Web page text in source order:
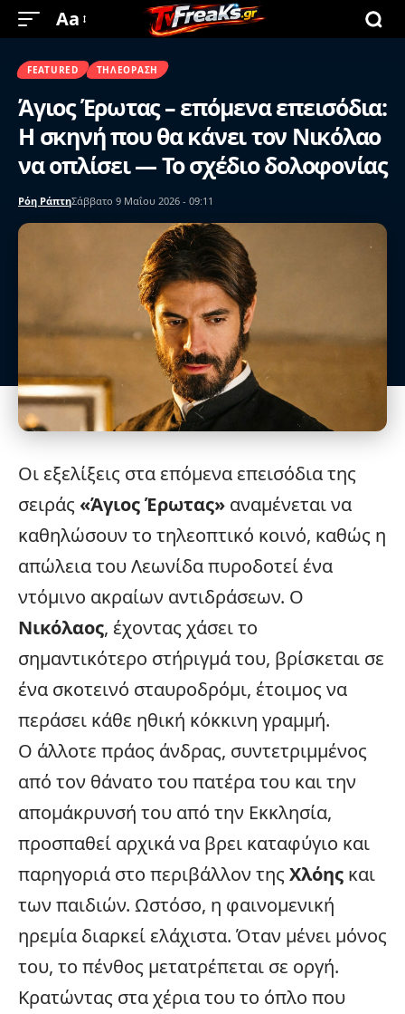
Aa
FEATURED ΤΗΛΕΌΡΑΣΗ
Άγιος Έρωτας – επόμενα επεισόδια:
Η σκηνή που θα κάνει τον Νικόλαο
να οπλίσει — Το σχέδιο δολοφονίας
Ρόη ΡάπτηΣάββατο 9 Μαΐου 2026 - 09:11
Οι εξελίξεις στα επόμενα επεισόδια της
σειράς «Άγιος Έρωτας» αναμένεται να
καθηλώσουν το τηλεοπτικό κοινό, καθώς η
απώλεια του Λεωνίδα πυροδοτεί ένα
ντόμινο ακραίων αντιδράσεων. Ο
Νικόλαος, έχοντας χάσει το
σημαντικότερο στήριγμά του, βρίσκεται σε
ένα σκοτεινό σταυροδρόμι, έτοιμος να
περάσει κάθε ηθική κόκκινη γραμμή.
Ο άλλοτε πράος άνδρας, συντετριμμένος
από τον θάνατο του πατέρα του και την
απομάκρυνσή του από την Εκκλησία,
προσπαθεί αρχικά να βρει καταφύγιο και
παρηγοριά στο περιβάλλον της Χλόης και
των παιδιών. Ωστόσο, η φαινομενική
ηρεμία διαρκεί ελάχιστα. Όταν μένει μόνος
του, το πένθος μετατρέπεται σε οργή.
Κρατώντας στα χέρια του το όπλο που